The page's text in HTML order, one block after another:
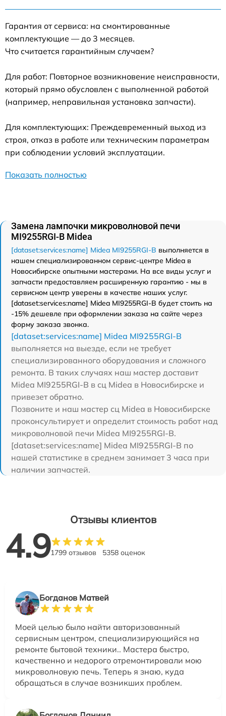
Гарантия от сервиса: на смонтированные
комплектующие — до 3 месяцев.
Что считается гарантийным случаем?
Для работ: Повторное возникновение неисправности,
который прямо обусловлен с выполненной работой
(например, неправильная установка запчасти).
Для комплектующих: Преждевременный выход из
строя, отказ в работе или техническим параметрам
при соблюдении условий эксплуатации.
Показать полностью
Замена лампочки микроволновой печи
MI9255RGI-B Midea
[dataset:services:name] Midea MI9255RGI-B выполняется в
нашем специализированном сервис-центре Midea в
Новосибирске опытными мастерами. На все виды услуг и
запчасти предоставляем расширенную гарантию - мы в
сервисном центр уверены в качестве наших услуг.
[dataset:services:name] Midea MI9255RGI-B будет стоить на
-15% дешевле при оформлении заказа на сайте через
форму заказа звонка.
[dataset:services:name] Midea MI9255RGI-B
выполняется на выезде, если не требует
специализированного оборудования и сложного
ремонта. В таких случаях наш мастер доставит
Midea MI9255RGI-B в сц Midea в Новосибирске и
привезет обратно.
Позвоните и наш мастер сц Midea в Новосибирске
проконсультирует и определит стоимость работ над
микроволновой печи Midea MI9255RGI-B.
[dataset:services:name] Midea MI9255RGI-B по
нашей статистике в среднем занимает 3 часа при
наличии запчастей.
Отзывы клиентов
4.91799 отзывов 5358 оценок
Богданов Матвей
Моей целью было найти авторизованный
сервисным центром, специализирующийся на
ремонте бытовой техники.. Мастера быстро,
качественно и недорого отремонтировали мою
микроволновую печь. Теперь я знаю, куда
обращаться в случае возникших проблем.